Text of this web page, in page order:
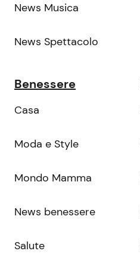
News Musica
News Spettacolo
Benessere
Casa
Moda e Style
Mondo Mamma
News benessere
Salute